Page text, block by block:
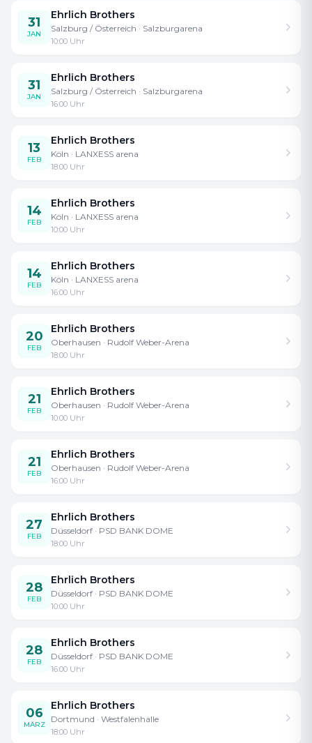
31
JAN
Ehrlich Brothers
Salzburg / Österreich · Salzburgarena
10:00 Uhr
31
JAN
Ehrlich Brothers
Salzburg / Österreich · Salzburgarena
16:00 Uhr
13
FEB
Ehrlich Brothers
Köln · LANXESS arena
18:00 Uhr
14
FEB
Ehrlich Brothers
Köln · LANXESS arena
10:00 Uhr
14
FEB
Ehrlich Brothers
Köln · LANXESS arena
16:00 Uhr
20
FEB
Ehrlich Brothers
Oberhausen · Rudolf Weber-Arena
18:00 Uhr
21
FEB
Ehrlich Brothers
Oberhausen · Rudolf Weber-Arena
10:00 Uhr
21
FEB
Ehrlich Brothers
Oberhausen · Rudolf Weber-Arena
16:00 Uhr
27
FEB
Ehrlich Brothers
Düsseldorf · PSD BANK DOME
18:00 Uhr
28
FEB
Ehrlich Brothers
Düsseldorf · PSD BANK DOME
10:00 Uhr
28
FEB
Ehrlich Brothers
Düsseldorf · PSD BANK DOME
16:00 Uhr
06
MÄRZ
Ehrlich Brothers
Dortmund · Westfalenhalle
18:00 Uhr